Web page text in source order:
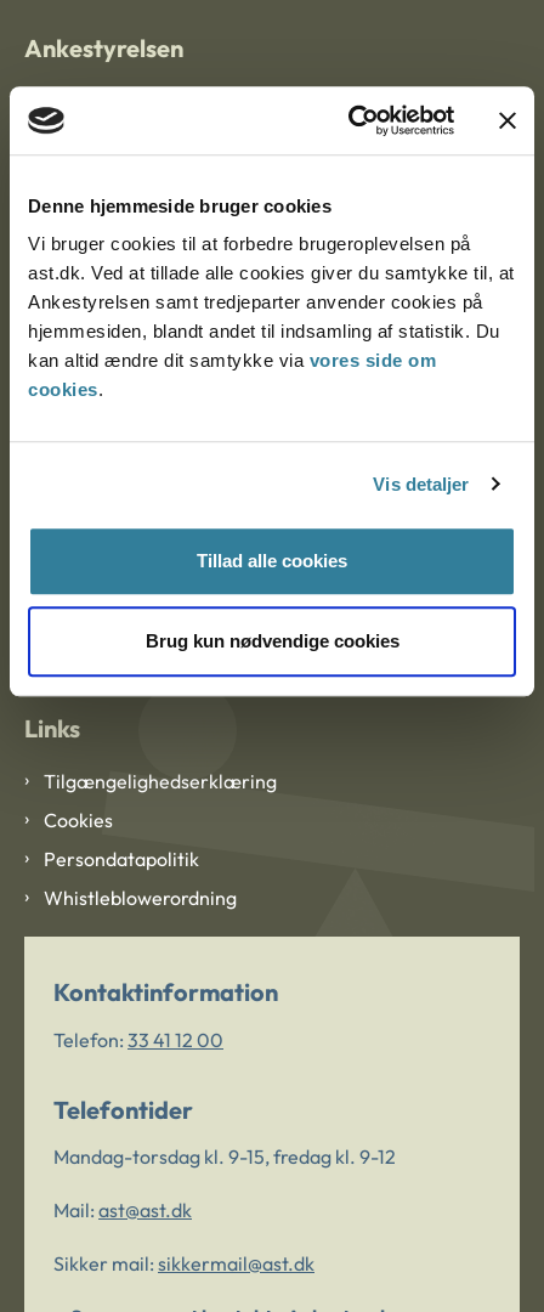
Denne hjemmeside bruger cookies
Vi bruger cookies til at forbedre brugeroplevelsen på
ast.dk. Ved at tillade alle cookies giver du samtykke til, at
Ankestyrelsen samt tredjeparter anvender cookies på
hjemmesiden, blandt andet til indsamling af statistik. Du
kan altid ændre dit samtykke via vores side om
cookies.
Vis detaljer
Tillad alle cookies
Brug kun nødvendige cookies
Ankestyrelsen
Nytorv 7, 2. sal
Ankestyrelsen Aalborg
Ankestyrelsen København
EAN: 57 98 000 35 48 21
Om Ankestyrelsen
Om Ankestyrelsen
Blanketter og kontaktformularer
Links
Tilgængelighedserklæring
Cookies
Persondatapolitik
Whistleblowerordning
Kontaktinformation
Telefon: 33 41 12 00
Telefontider
Mandag-torsdag kl. 9-15, fredag kl. 9-12
Mail: ast@ast.dk
Sikker mail: sikkermail@ast.dk